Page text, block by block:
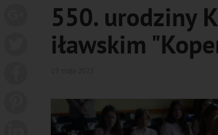
550. urodziny
iławskim